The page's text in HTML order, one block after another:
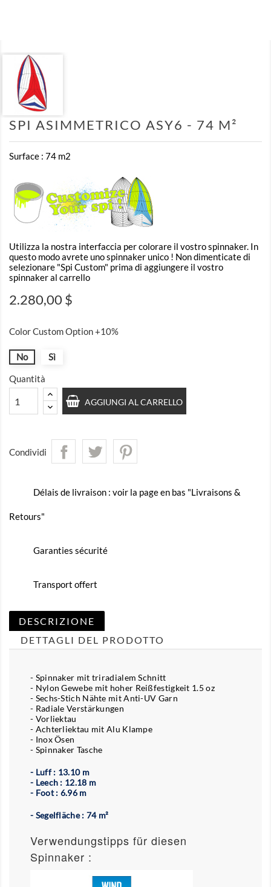
SPI ASIMMETRICO ASY6 - 74 M²
Surface : 74 m2
Utilizza la nostra interfaccia per colorare il vostro spinnaker. In
questo modo avrete uno spinnaker unico ! Non dimenticate di
selezionare "Spi Custom" prima di aggiungere il vostro
spinnaker al carrello
2.280,00 $
Color Custom Option +10%
No
Sì
Quantità
AGGIUNGI AL CARRELLO
Condividi
Délais de livraison : voir la page en bas "Livraisons &
Retours"
Garanties sécurité
Transport offert
DESCRIZIONE
DETTAGLI DEL PRODOTTO
- Spinnaker mit triradialem Schnitt
- Nylon Gewebe mit hoher Reißfestigkeit 1.5 oz
- Sechs-Stich Nähte mit Anti-UV Garn
- Radiale Verstärkungen
- Vorliektau
- Achterliektau mit Alu Klampe
- Inox Ösen
- Spinnaker Tasche
- Luff : 13.10 m
- Leech : 12.18 m
- Foot : 6.96 m
- Segelfläche : 74 m²
Verwendungstipps für diesen
Spinnaker :